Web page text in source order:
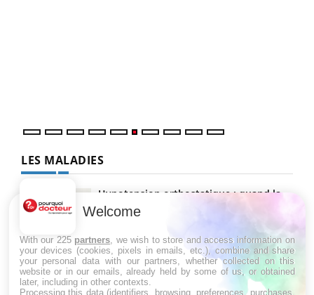
LES MALADIES
Hypotension orthostatique : quand la
pression artérielle chute au lever
Drépanocytose : une déformation des
globules rouges aux conséquences
graves
Welcome
With our 225 partners , we wish to store and access information on
your devices (cookies, pixels in emails, etc.), combine and share
your personal data with our partners, whether collected on this
website or in our emails, already held by some of us, or obtained
later, including in other contexts.
Processing this data (identifiers, browsing, preferences, purchases,